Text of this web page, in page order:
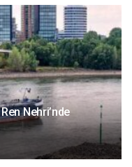
Nehri’nde